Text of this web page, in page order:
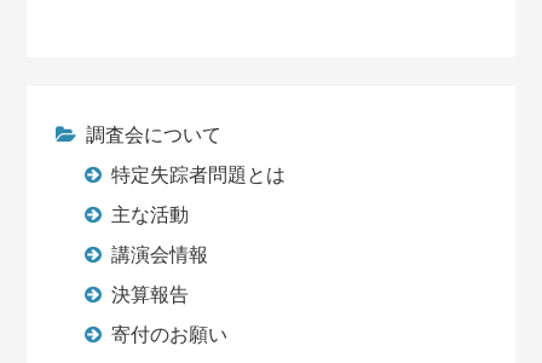
調査会について
特定失踪者問題とは
主な活動
講演会情報
決算報告
寄付のお願い